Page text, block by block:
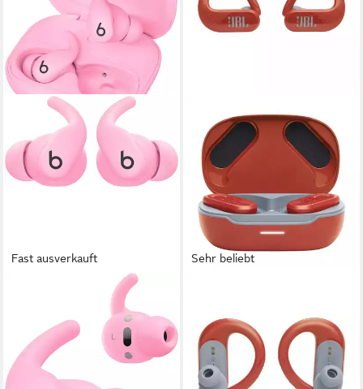
Fast ausverkauft
Powerbeats Fit In-Ear-
Kopfhörer
Bluetooth Verbindung
30 Std.
Sitzart
Sehr beliebt
Sport Earbuds Sport-
Kopfhörer
Bluetooth
Verbindung
im Ohr
Sitzart